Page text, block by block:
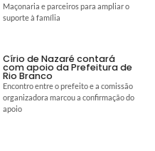
Maçonaria e parceiros para ampliar o
suporte à família
Círio de Nazaré contará
com apoio da Prefeitura de
Rio Branco
Encontro entre o prefeito e a comissão
organizadora marcou a confirmação do
apoio